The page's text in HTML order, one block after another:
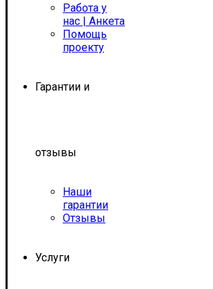
Работа у
нас | Анкета
Помощь
проекту
Гарантии и
отзывы
Наши
гарантии
Отзывы
Услуги